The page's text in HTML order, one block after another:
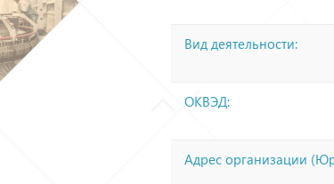
Вид деятельности:
ОКВЭД:
Адрес организации